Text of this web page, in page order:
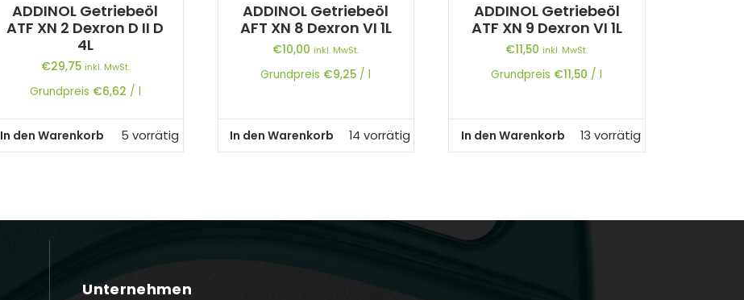
ADDINOL Getriebeöl
ATF XN 2 Dexron D II D
4L
€29,75 inkl. MwSt.
Grundpreis €6,62 / l
In den Warenkorb 5 vorrätig
ADDINOL Getriebeöl
AFT XN 8 Dexron VI 1L
€10,00 inkl. MwSt.
Grundpreis €9,25 /l
In den Warenkorb 14 vorrätig
ADDINOL Getriebeöl
ATF XN 9 Dexron VI 1L
€11,50 inkl. MwSt.
Grundpreis €11,50 /l
In den Warenkorb 13 vorrätig
Unternehmen